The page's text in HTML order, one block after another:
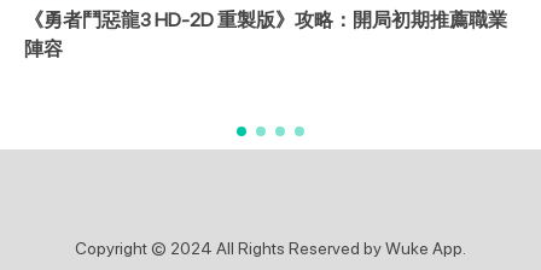
《燕雲十六聲》（Where Winds Meet）神秘巨像支線任務
攻略 ：「熒淵」、「 無相皇」相關攻略介紹
Copyright © 2024 All Rights Reserved by Wuke App.